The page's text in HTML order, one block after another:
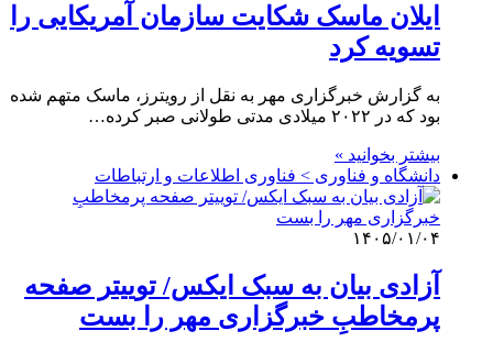
ایلان ماسک شکایت سازمان آمریکایی را
تسویه کرد
به گزارش خبرگزاری مهر به نقل از رویترز، ماسک متهم شده
بود که در ۲۰۲۲ میلادی مدتی طولانی صبر کرده…
بیشتر بخوانید »
دانشگاه و فناوری > فناوری اطلاعات و ارتباطات
۱۴۰۵/۰۱/۰۴
آزادی بیان به سبک ایکس/ توییتر صفحه
پرمخاطبِ خبرگزاری مهر را بست